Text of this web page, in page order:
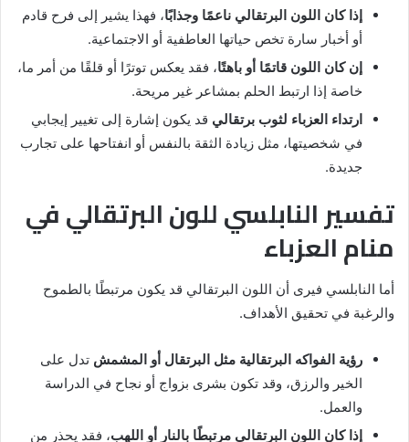
إذا كان اللون البرتقالي ناعمًا وجذابًا، فهذا يشير إلى فرح قادم
أو أخبار سارة تخص حياتها العاطفية أو الاجتماعية.
إن كان اللون قاتمًا أو باهتًا، فقد يعكس توترًا أو قلقًا من أمر ما،
خاصة إذا ارتبط الحلم بمشاعر غير مريحة.
ارتداء العزباء لثوب برتقالي قد يكون إشارة إلى تغيير إيجابي
في شخصيتها، مثل زيادة الثقة بالنفس أو انفتاحها على تجارب
جديدة.
تفسير النابلسي للون البرتقالي في
منام العزباء
أما النابلسي فيرى أن اللون البرتقالي قد يكون مرتبطًا بالطموح
والرغبة في تحقيق الأهداف.
رؤية الفواكه البرتقالية مثل البرتقال أو المشمش تدل على
الخير والرزق، وقد تكون بشرى بزواج أو نجاح في الدراسة
والعمل.
إذا كان اللون البرتقالي مرتبطًا بالنار أو اللهب، فقد يحذر من